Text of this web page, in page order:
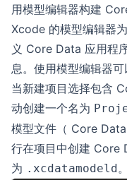
用模型编辑器构建
Xcode 的模型编辑器
义 Core Data 应用程
息。使用模型编辑器可
当新建项目选择包含
动创建一个名为
模型文件（ Core
行在项目中创建 Core
为 .xcdatamodeld。